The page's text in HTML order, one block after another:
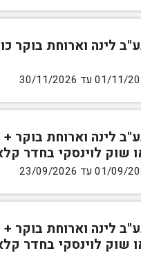
לינה וארוחת בוקר
שוק לוינסקי בחדר
לינה וארוחת בוקר
שוק לוינסקי בחדר